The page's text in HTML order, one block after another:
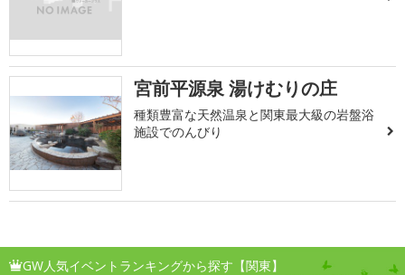
宮前平源泉 湯けむりの庄
種類豊富な天然温泉と関東最大級の岩盤浴
施設でのんびり
GW人気イベントランキングから探す【関東】